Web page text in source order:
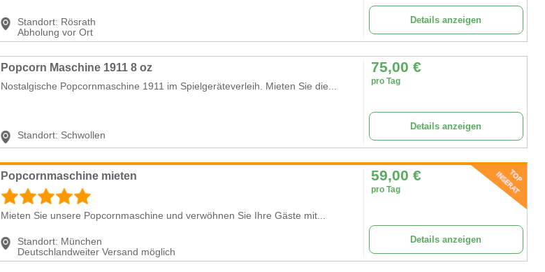
Standort: Rösrath
Abholung vor Ort
Details anzeigen
Popcorn Maschine 1911 8 oz
Nostalgische Popcornmaschine 1911 im Spielgeräteverleih. Mieten Sie die...
Standort: Schwollen
75,00 €
pro Tag
Details anzeigen
Popcornmaschine mieten
Mieten Sie unsere Popcornmaschine und verwöhnen Sie Ihre Gäste mit...
Standort: München
Deutschlandweiter Versand möglich
59,00 €
pro Tag
Details anzeigen